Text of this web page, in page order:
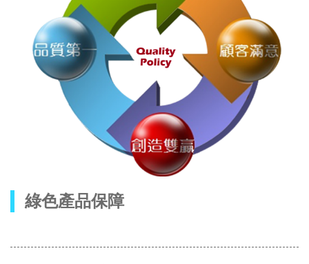
綠色產品保障